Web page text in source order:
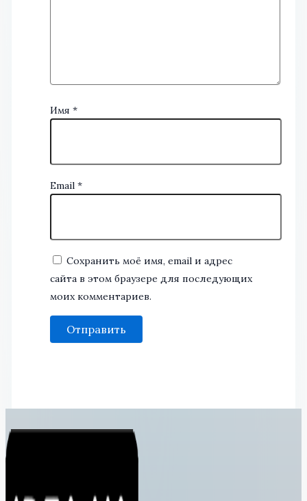
Имя *
Email *
Сохранить моё имя, email и адрес
сайта в этом браузере для последующих
моих комментариев.